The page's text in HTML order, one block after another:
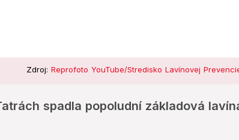
Zdroj: Reprofoto YouTube/Stredisko Lavínovej
spadla popoludní základová